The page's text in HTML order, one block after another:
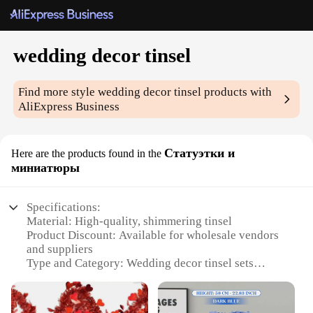
wedding decor tinsel
Find more stylewedding decor tinsel products with
AliExpress Business
Here are the products found in the Статуэтки и
миниатюры
Specifications:
Material: High-quality, shimmering tinsel
Product Discount: Available for wholesale vendors
and suppliers
Type and Category: Wedding decor tinsel sets
enhance any wedding theme
Usage and Purpose: Ideal for creating a magical